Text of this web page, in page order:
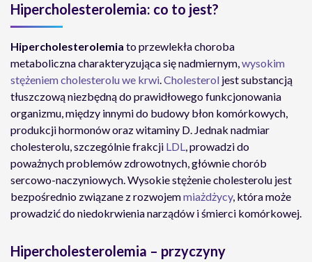
Hipercholesterolemia: co to jest?
Hipercholesterolemia to przewlekła choroba
metaboliczna charakteryzująca się nadmiernym,wysokim
stężeniem cholesterolu we krwi.Cholesterol jest substancją
tłuszczową niezbędną do prawidłowego funkcjonowania
organizmu, między innymi do budowy błon komórkowych,
produkcji hormonów oraz witaminy D. Jednak nadmiar
cholesterolu, szczególnie frakcji LDL, prowadzi do
poważnych problemów zdrowotnych, głównie chorób
sercowo-naczyniowych. Wysokie stężenie cholesterolu jest
bezpośrednio związane z rozwojemmiażdżycy, która może
prowadzić do niedokrwienia narządów i śmierci komórkowej.
Hipercholesterolemia – przyczyny